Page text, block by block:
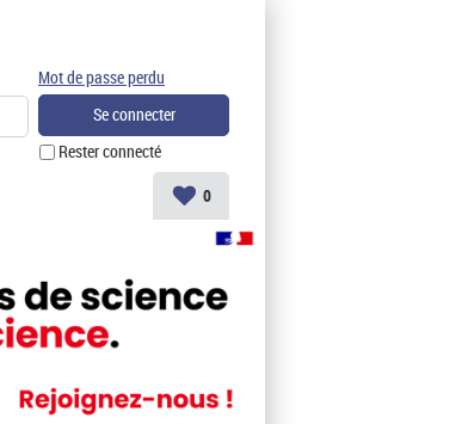
Rester connecté
Mot de passe perdu
0